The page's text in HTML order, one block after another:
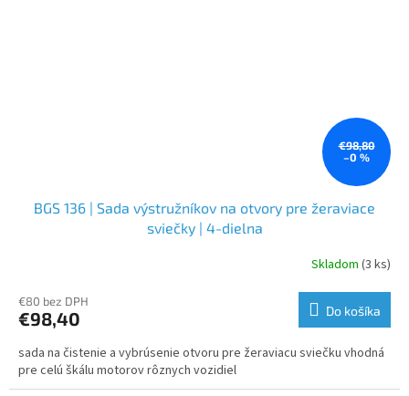
€98,80
–0 %
BGS 136 | Sada výstružníkov na otvory pre žeraviace
sviečky | 4-dielna
Skladom (3 ks)
€80 bez DPH
€98,40 Do košíka
sada na čistenie a vybrúsenie otvoru pre žeraviacu sviečku vhodná
pre celú škálu motorov rôznych vozidiel